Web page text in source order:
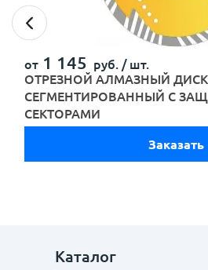
с политикой
и даю согласие
от 1 145 руб. / шт.
ОТРЕЗНОЙ АЛМАЗНЫЙ ДИСК
СЕГМЕНТИРОВАННЫЙ С
СЕКТОРАМИ
Заказать
Каталог